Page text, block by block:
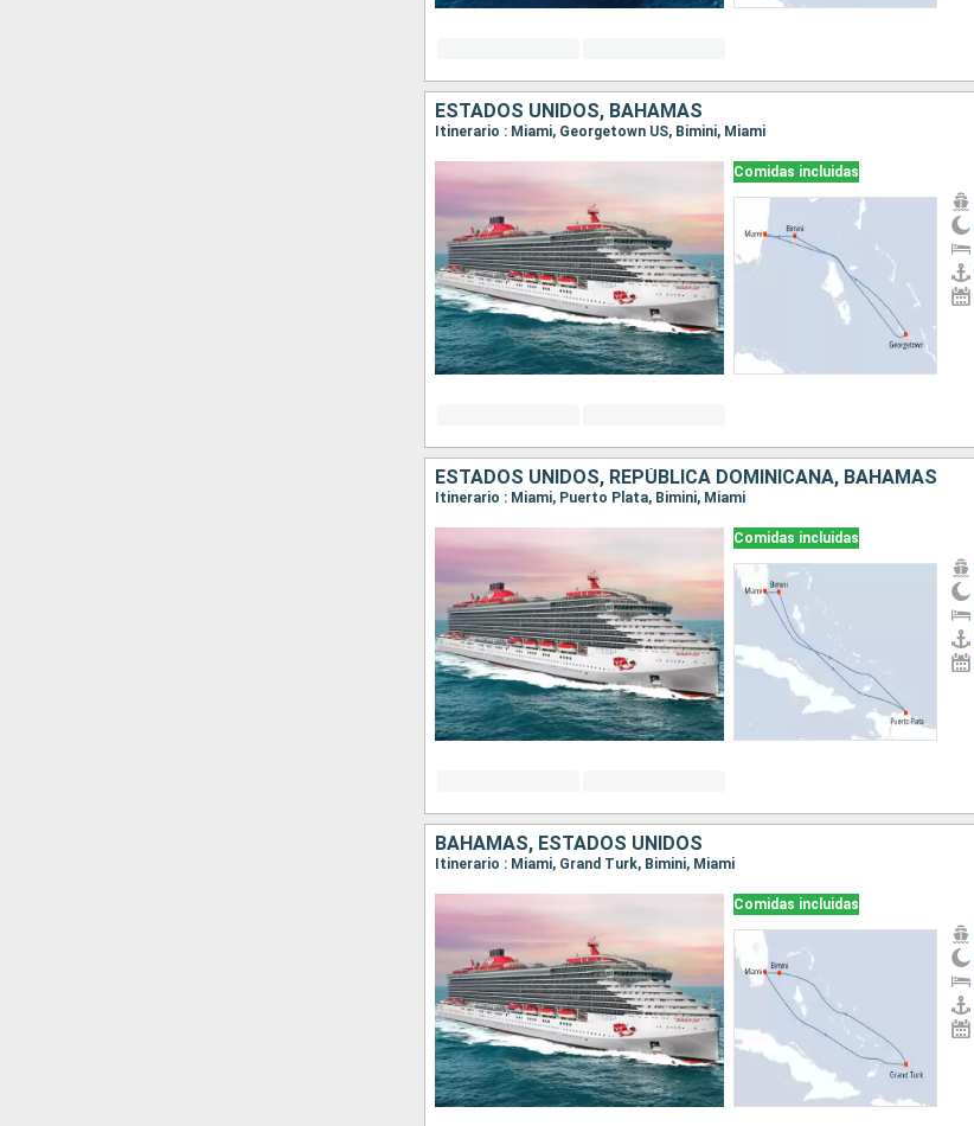
ESTADOS UNIDOS, BAHAMAS
Itinerario : Miami, Georgetown US, Bimini, Miami
Comidas incluidas
ESTADOS UNIDOS, REPÚBLICA DOMINICANA, BAHAMAS
Itinerario : Miami, Puerto Plata, Bimini, Miami
Comidas incluidas
BAHAMAS, ESTADOS UNIDOS
Itinerario : Miami, Grand Turk, Bimini, Miami
Comidas incluidas